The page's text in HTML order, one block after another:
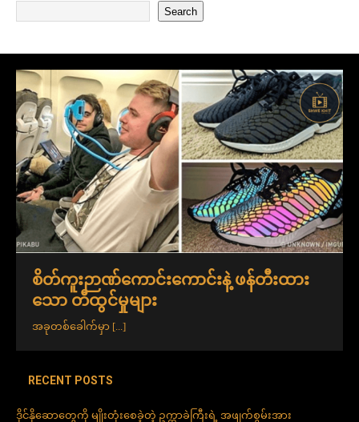
Search
စိတ်ကူးဉာဏ်ကောင်းကောင်းနဲ့ ဖန်တီးထား
သော တီထွင်မှုများ
အခုတစ်ခေါက်မှာ [...]
RECENT POSTS
ဒိုင်နိုဆောတွေကို မျိုးတုံးစေခဲ့တဲ့ ဥက္ကာခဲကြီးရဲ့ အဖျက်စွမ်းအား